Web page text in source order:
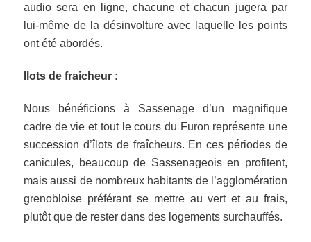
audio sera en ligne, chacune et chacun jugera par
lui-même de la désinvolture avec laquelle les points
ont été abordés.
Ilots de fraicheur :
Nous bénéficions à Sassenage d’un magnifique
cadre de vie et tout le cours du Furon représente une
succession d’îlots de fraîcheurs. En ces périodes de
canicules, beaucoup de Sassenageois en profitent,
mais aussi de nombreux habitants de l’agglomération
grenobloise préférant se mettre au vert et au frais,
plutôt que de rester dans des logements surchauffés.